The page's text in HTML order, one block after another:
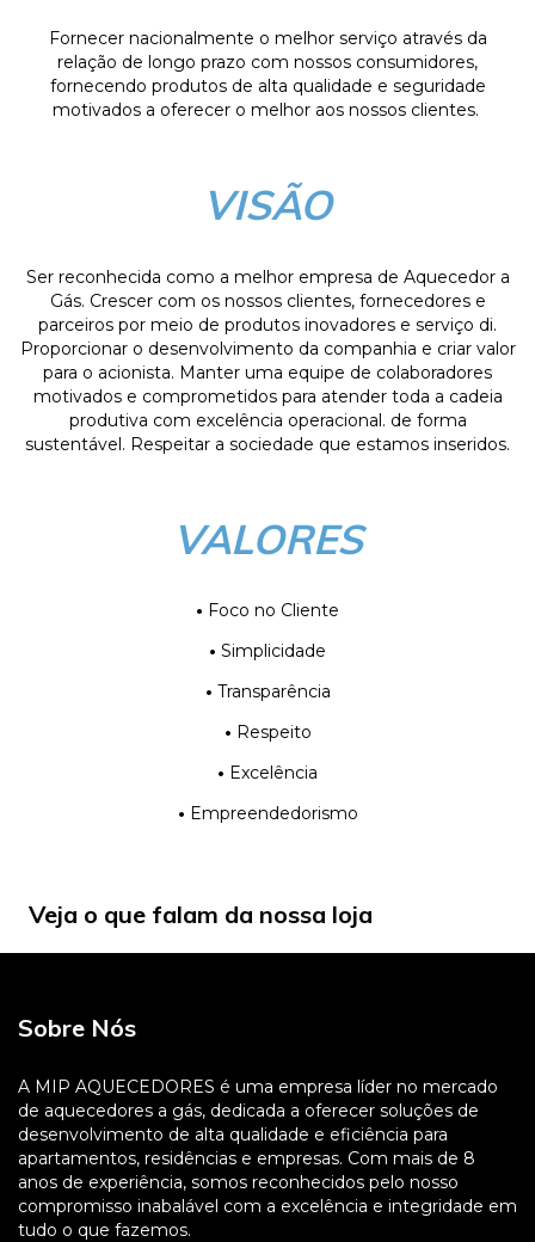
Fornecer nacionalmente o melhor serviço através da
relação de longo prazo com nossos consumidores,
fornecendo produtos de alta qualidade e seguridade
motivados a oferecer o melhor aos nossos clientes.
VISÃO
Ser reconhecida como a melhor empresa de Aquecedor a
Gás. Crescer com os nossos clientes, fornecedores e
parceiros por meio de produtos inovadores e serviço di.
Proporcionar o desenvolvimento da companhia e criar valor
para o acionista. Manter uma equipe de colaboradores
motivados e comprometidos para atender toda a cadeia
produtiva com excelência operacional. de forma
sustentável. Respeitar a sociedade que estamos inseridos.
VALORES
• Foco no Cliente
• Simplicidade
• Transparência
• Respeito
• Excelência
• Empreendedorismo​
Veja o que falam da nossa loja
Sobre Nós
A MIP AQUECEDORES é uma empresa líder no mercado
de aquecedores a gás, dedicada a oferecer soluções de
desenvolvimento de alta qualidade e eficiência para
apartamentos, residências e empresas. Com mais de 8
anos de experiência, somos reconhecidos pelo nosso
compromisso inabalável com a excelência e integridade em
tudo o que fazemos.